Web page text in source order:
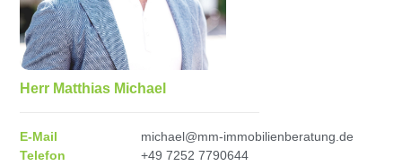
Herr Matthias Michael
E-Mail
michael@mm-immobilienberatung.de
Telefon
+49 7252 7790644